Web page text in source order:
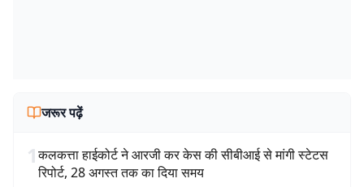
जरूर पढ़ें
1कलकत्ता हाईकोर्ट ने आरजी कर केस की सीबीआई से मांगी स्टेटस
रिपोर्ट, 28 अगस्त तक का दिया समय